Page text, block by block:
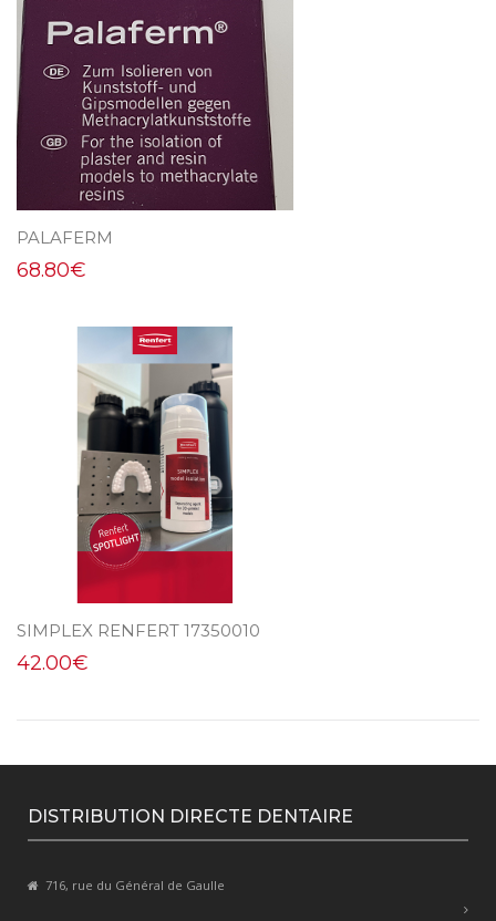
PALAFERM
68.80€
SIMPLEX RENFERT 17350010
42.00€
DISTRIBUTION DIRECTE DENTAIRE
716, rue du Général de Gaulle